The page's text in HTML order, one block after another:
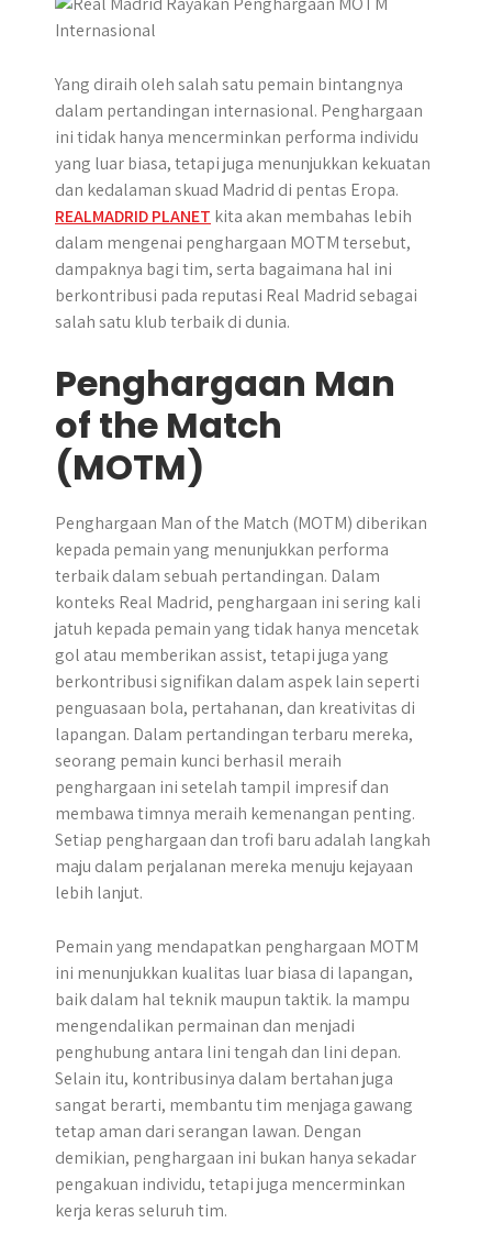
p
k
e
m
Yang diraih oleh salah satu pemain bintangnya
dalam pertandingan internasional. Penghargaan
ini tidak hanya mencerminkan performa individu
yang luar biasa, tetapi juga menunjukkan kekuatan
dan kedalaman skuad Madrid di pentas Eropa.
REALMADRID PLANET kita akan membahas lebih
dalam mengenai penghargaan MOTM tersebut,
dampaknya bagi tim, serta bagaimana hal ini
berkontribusi pada reputasi Real Madrid sebagai
salah satu klub terbaik di dunia.
Penghargaan Man
of the Match
(MOTM)
Penghargaan Man of the Match (MOTM) diberikan
kepada pemain yang menunjukkan performa
terbaik dalam sebuah pertandingan. Dalam
konteks Real Madrid, penghargaan ini sering kali
jatuh kepada pemain yang tidak hanya mencetak
gol atau memberikan assist, tetapi juga yang
berkontribusi signifikan dalam aspek lain seperti
penguasaan bola, pertahanan, dan kreativitas di
lapangan. Dalam pertandingan terbaru mereka,
seorang pemain kunci berhasil meraih
penghargaan ini setelah tampil impresif dan
membawa timnya meraih kemenangan penting.
Setiap penghargaan dan trofi baru adalah langkah
maju dalam perjalanan mereka menuju kejayaan
lebih lanjut.
Pemain yang mendapatkan penghargaan MOTM
ini menunjukkan kualitas luar biasa di lapangan,
baik dalam hal teknik maupun taktik. Ia mampu
mengendalikan permainan dan menjadi
penghubung antara lini tengah dan lini depan.
Selain itu, kontribusinya dalam bertahan juga
sangat berarti, membantu tim menjaga gawang
tetap aman dari serangan lawan. Dengan
demikian, penghargaan ini bukan hanya sekadar
pengakuan individu, tetapi juga mencerminkan
kerja keras seluruh tim.